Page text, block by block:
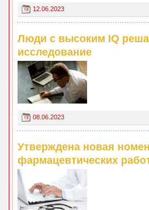
12.06.2023
Люди с высоким IQ
исследование
08.06.2023
Утверждена новая
фармацевтических